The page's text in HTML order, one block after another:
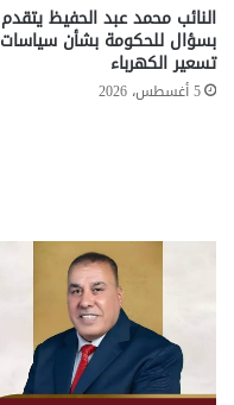
النائب محمد عبد الحفيظ يتقدم
بسؤال للحكومة بشأن سياسات
تسعير الكهرباء
5 أغسطس، 2026